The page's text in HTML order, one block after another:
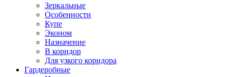
Зеркальные
Особенности
Купе
Эконом
Назначение
В коридор
Для узкого коридора
Гардеробные